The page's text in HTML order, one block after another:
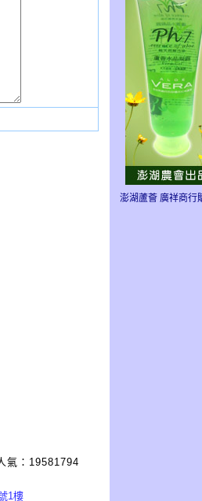
氣：19581794
1樓
澎湖蘆薈 廣祥商行